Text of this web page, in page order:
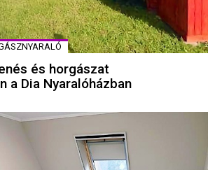
és horgászat
a Dia Nyaralóházban